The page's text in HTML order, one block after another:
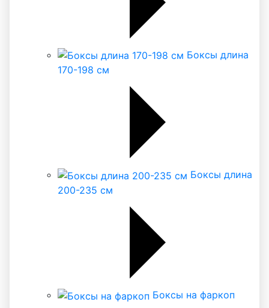
Боксы длина
170-198 см
Боксы длина
200-235 см
Боксы на фаркоп